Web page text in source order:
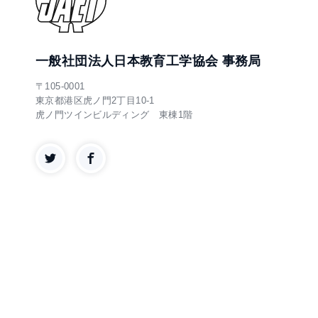
一般社団法人日本教育工学協会 事務局
〒105-0001
東京都港区虎ノ門2丁目10-1
虎ノ門ツインビルディング 東棟1階